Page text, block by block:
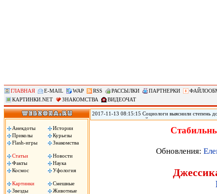
ГЛАВНАЯ E-MAIL WAP RSS РАССЫЛКИ ПАРТНЕРКИ
КАРТИНКИ.NET
ЗНАКОМСТВА ВИДЕОЧАТ
Анекдоты
Истории
Приколы
Курьезы
Flash-игры
Знакомства
Статьи
Новости
Факты
Наука
Космос
Уфология
Картинки
Смешные
Звезды
Животные
2017-11-13 08:15:15 Социологи выяснили степень
журналистам и полицейским, следует из
полицейские – 3,12 баллов. При этом 40% заявили,
Обновления: